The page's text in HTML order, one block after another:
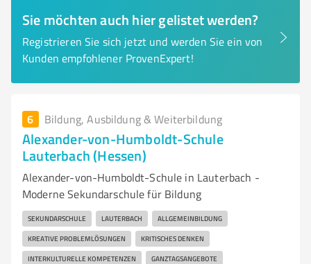
Sie möchten auch hier gelistet werden?
Registrieren Sie sich jetzt und werden Sie ein von
Kunden empfohlener ProvenExpert!
6 Bildung, Ausbildung & Weiterbildung
Alexander-von-Humboldt-Schule
Lauterbach (Hessen)
Alexander-von-Humboldt-Schule in Lauterbach -
Moderne Sekundarschule für Bildung
SEKUNDARSCHULE LAUTERBACH ALLGEMEINBILDUNG
KREATIVE PROBLEMLÖSUNGEN KRITISCHES DENKEN
INTERKULTURELLE KOMPETENZEN GANZTAGSANGEBOTE